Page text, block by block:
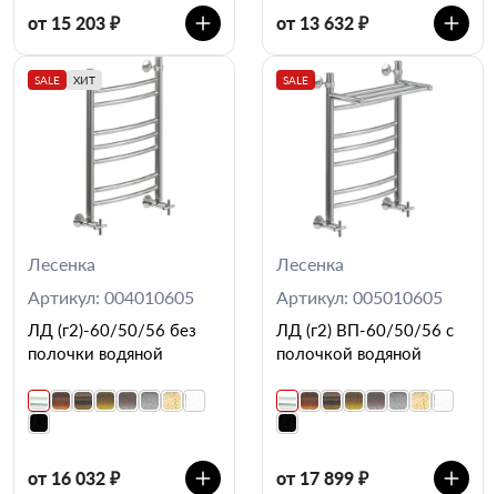
от 15 203 ₽ от 13 632 ₽
SALE ХИТ
Лесенка
Артикул: 004010605
ЛД (г2)-60/50/56 без
полочки водяной
от 16 032 ₽
SALE
Лесенка
Артикул: 005010605
ЛД (г2) ВП-60/50/56 с
полочкой водяной
от 17 899 ₽